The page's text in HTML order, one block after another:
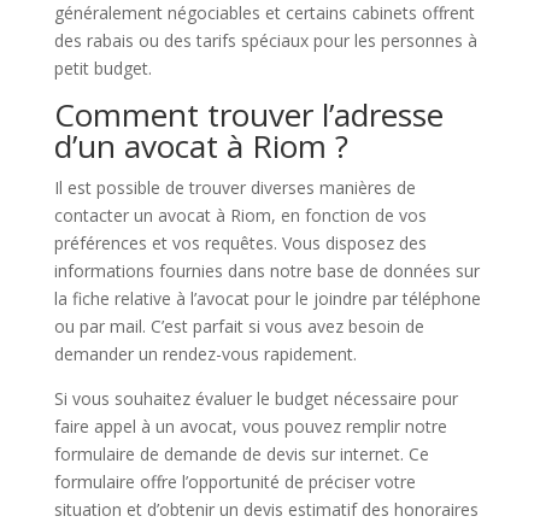
généralement négociables et certains cabinets offrent
des rabais ou des tarifs spéciaux pour les personnes à
petit budget.
Comment trouver l’adresse
d’un avocat à Riom ?
Il est possible de trouver diverses manières de
contacter un avocat à Riom, en fonction de vos
préférences et vos requêtes. Vous disposez des
informations fournies dans notre base de données sur
la fiche relative à l’avocat pour le joindre par téléphone
ou par mail. C’est parfait si vous avez besoin de
demander un rendez-vous rapidement.
Si vous souhaitez évaluer le budget nécessaire pour
faire appel à un avocat, vous pouvez remplir notre
formulaire de demande de devis sur internet. Ce
formulaire offre l’opportunité de préciser votre
situation et d’obtenir un devis estimatif des honoraires